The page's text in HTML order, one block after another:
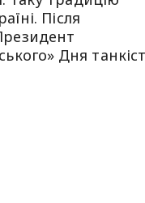
Після
Дня